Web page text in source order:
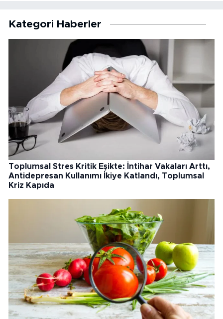
Kategori Haberler
Toplumsal Stres Kritik Eşikte: İntihar Vakaları Arttı,
Antidepresan Kullanımı İkiye Katlandı, Toplumsal
Kriz Kapıda